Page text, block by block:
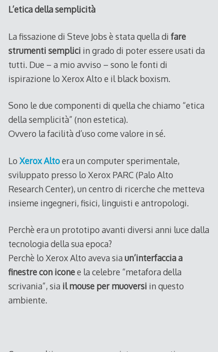
L’etica della semplicità
La fissazione di Steve Jobs è stata quella di fare
strumenti semplici in grado di poter essere usati da
tutti. Due – a mio avviso – sono le fonti di
ispirazione lo Xerox Alto e il black boxism.
Sono le due componenti di quella che chiamo “etica
della semplicità” (non estetica).
Ovvero la facilità d’uso come valore in sé.
Lo Xerox Altoera un computer sperimentale,
sviluppato presso lo Xerox PARC (Palo Alto
Research Center), un centro di ricerche che metteva
insieme ingegneri, fisici, linguisti e antropologi.
Perchè era un prototipo avanti diversi anni luce dalla
tecnologia della sua epoca?
Perchè lo Xerox Alto aveva siaun’interfaccia a
finestre con iconee la celebre “metafora della
scrivania”, sia il mouse per muoversi in questo
ambiente.